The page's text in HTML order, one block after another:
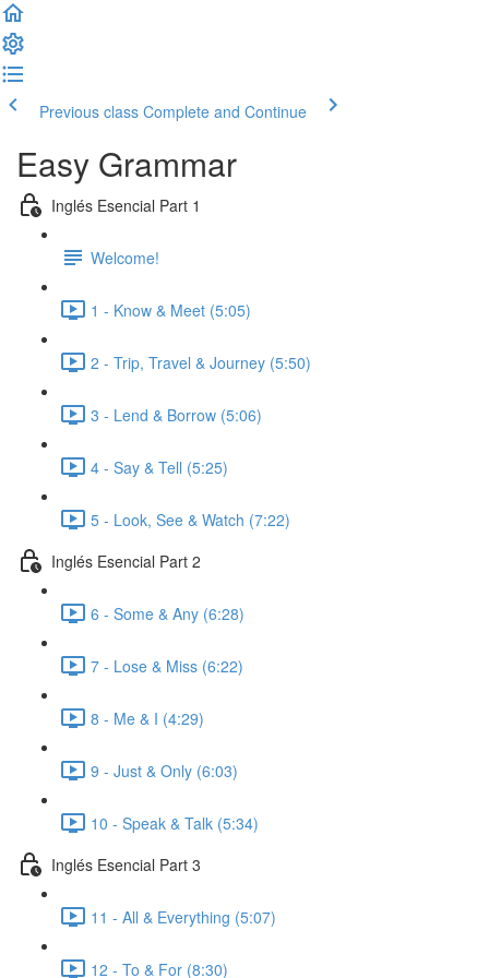
Previous class Complete and Continue
Easy Grammar
Inglés Esencial Part 1
Welcome!
1 - Know & Meet (5:05)
2 - Trip, Travel & Journey (5:50)
3 - Lend & Borrow (5:06)
4 - Say & Tell (5:25)
5 - Look, See & Watch (7:22)
Inglés Esencial Part 2
6 - Some & Any (6:28)
7 - Lose & Miss (6:22)
8 - Me & I (4:29)
9 - Just & Only (6:03)
10 - Speak & Talk (5:34)
Inglés Esencial Part 3
11 - All & Everything (5:07)
12 - To & For (8:30)